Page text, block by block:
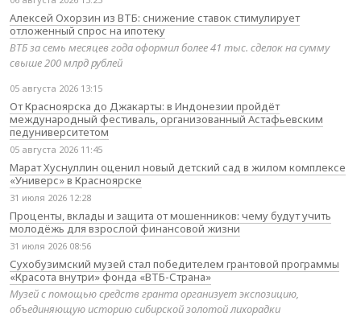
Алексей Охорзин из ВТБ: снижение ставок стимулирует
отложенный спрос на ипотеку
ВТБ за семь месяцев года оформил более 41 тыс. сделок на сумму
свыше 200 млрд рублей
05 августа 2026 13:15
От Красноярска до Джакарты: в Индонезии пройдёт
международный фестиваль, организованный Астафьевским
педуниверситетом
05 августа 2026 11:45
Марат Хуснуллин оценил новый детский сад в жилом комплексе
«Универс» в Красноярске
31 июля 2026 12:28
Проценты, вклады и защита от мошенников: чему будут учить
молодёжь для взрослой финансовой жизни
31 июля 2026 08:56
Сухобузимский музей стал победителем грантовой программы
«Красота внутри» фонда «ВТБ-Страна»
Музей с помощью средств гранта организует экспозицию,
объединяющую историю сибирской золотой лихорадки